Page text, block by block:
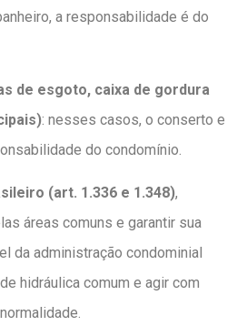
a responsabilidade é do
de esgoto, caixa de gordura
: nesses casos, o conserto e
do condomínio.
(art. 1.336 e 1.348),
áreas comuns e garantir sua
da administração condominial
hidráulica comum e agir com